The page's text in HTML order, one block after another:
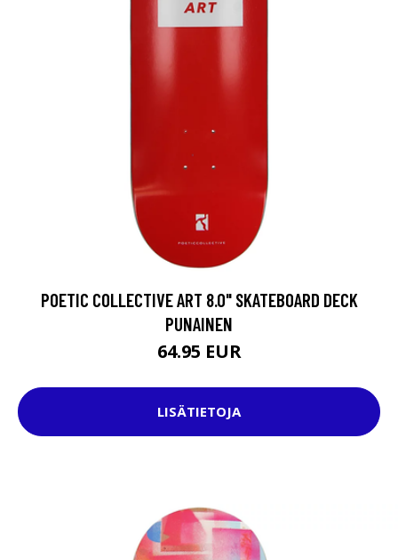
POETIC COLLECTIVE ART 8.0" SKATEBOARD DECK
PUNAINEN
64.95 EUR
LISÄTIETOJA